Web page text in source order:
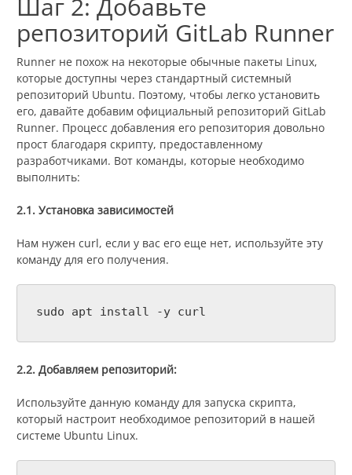
Шаг 2: Добавьте
репозиторий GitLab Runner
Runner не похож на некоторые обычные пакеты Linux,
которые доступны через стандартный системный
репозиторий Ubuntu. Поэтому, чтобы легко установить
его, давайте добавим официальный репозиторий GitLab
Runner. Процесс добавления его репозитория довольно
прост благодаря скрипту, предоставленному
разработчиками. Вот команды, которые необходимо
выполнить:
2.1. Установка зависимостей
Нам нужен curl, если у вас его еще нет, используйте эту
команду для его получения.
sudo apt install -y curl
2.2. Добавляем репозиторий:
Используйте данную команду для запуска скрипта,
который настроит необходимое репозиторий в нашей
системе Ubuntu Linux.